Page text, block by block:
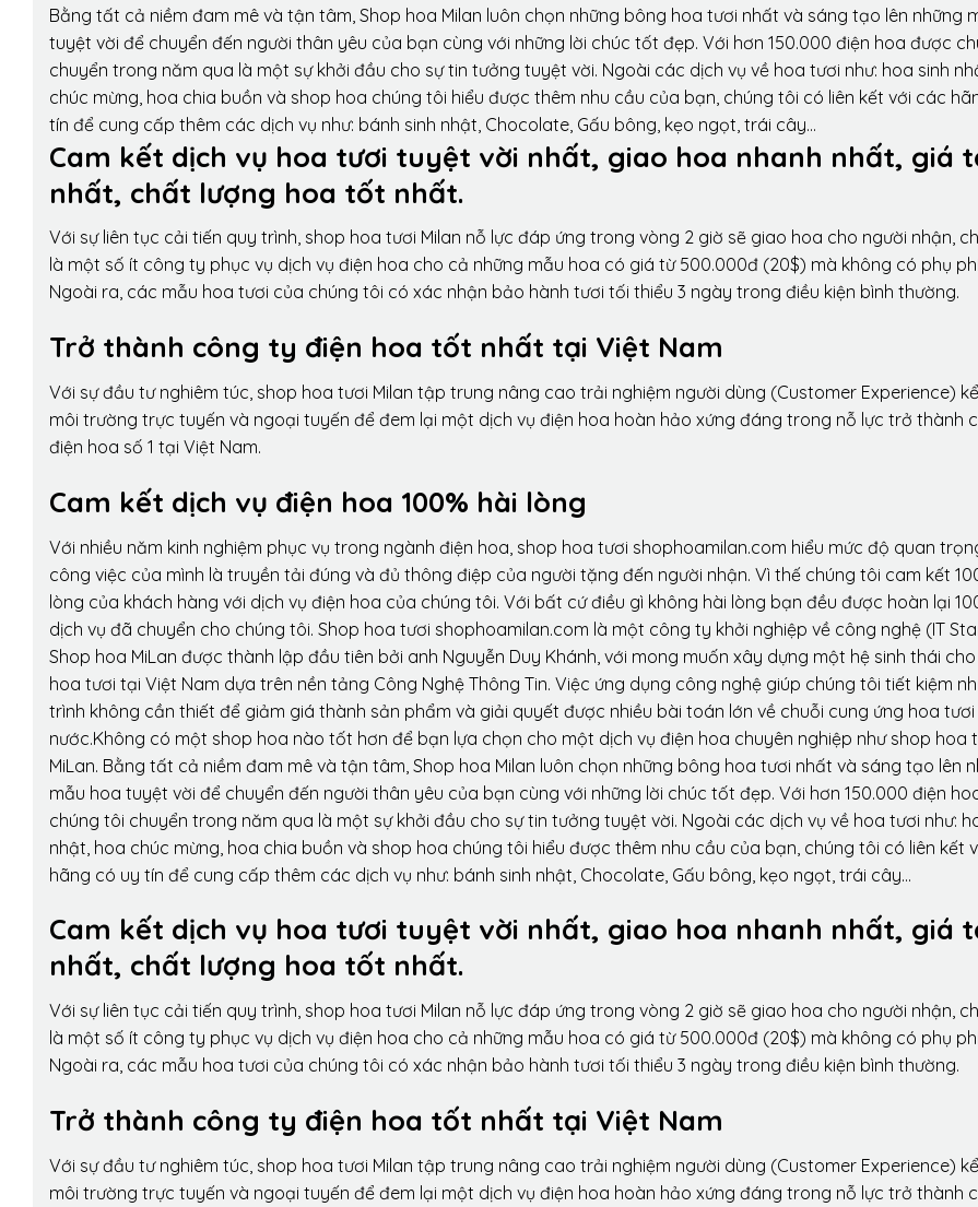
Bằng tất cả niềm đam mê và tận tâm, Shop hoa Milan luôn chọn những bông hoa tươi nhất và sáng tạo lên những
tuyệt vời để chuyển đến người thân yêu của bạn cùng với những lời chúc tốt đẹp. Với hơn 150.000 điện hoa được
chuyển trong năm qua là một sự khởi đầu cho sự tin tưởng tuyệt vời. Ngoài các dịch vụ về hoa tươi như: hoa sinh
chúc mừng, hoa chia buồn và shop hoa chúng tôi hiểu được thêm nhu cầu của bạn, chúng tôi có liên kết với các
tín để cung cấp thêm các dịch vụ như: bánh sinh nhật, Chocolate, Gấu bông, kẹo ngọt, trái cây…
Cam kết dịch vụ hoa tươi tuyệt vời nhất, giao hoa nhanh nhất, giá
nhất, chất lượng hoa tốt nhất.
Với sự liên tục cải tiến quy trình, shop hoa tươi Milan nỗ lực đáp ứng trong vòng 2 giờ sẽ giao hoa cho người nhận,
là một số ít công ty phục vụ dịch vụ điện hoa cho cả những mẫu hoa có giá từ 500.000đ (20$) mà không có phụ
Ngoài ra, các mẫu hoa tươi của chúng tôi có xác nhận bảo hành tươi tối thiểu 3 ngày trong điều kiện bình thường.
Trở thành công ty điện hoa tốt nhất tại Việt Nam
Với sự đầu tư nghiêm túc, shop hoa tươi Milan tập trung nâng cao trải nghiệm người dùng (Customer Experience)
môi trường trực tuyến và ngoại tuyến để đem lại một dịch vụ điện hoa hoàn hảo xứng đáng trong nỗ lực trở thành
điện hoa số 1 tại Việt Nam.
Cam kết dịch vụ điện hoa 100% hài lòng
Với nhiều năm kinh nghiệm phục vụ trong ngành điện hoa, shop hoa tươi shophoamilan.com hiểu mức độ quan
công việc của mình là truyền tải đúng và đủ thông điệp của người tặng đến người nhận. Vì thế chúng tôi cam kết
lòng của khách hàng với dịch vụ điện hoa của chúng tôi. Với bất cứ điều gì không hài lòng bạn đều được hoàn lại
dịch vụ đã chuyển cho chúng tôi. Shop hoa tươi shophoamilan.com là một công ty khởi nghiệp về công nghệ (IT
Shop hoa MiLan được thành lập đầu tiên bởi anh Nguyễn Duy Khánh, với mong muốn xây dựng một hệ sinh thái
hoa tươi tại Việt Nam dựa trên nền tảng Công Nghệ Thông Tin. Việc ứng dụng công nghệ giúp chúng tôi tiết kiệm
trình không cần thiết để giảm giá thành sản phẩm và giải quyết được nhiều bài toán lớn về chuỗi cung ứng hoa
nước.Không có một shop hoa nào tốt hơn để bạn lựa chọn cho một dịch vụ điện hoa chuyên nghiệp như shop hoa
MiLan. Bằng tất cả niềm đam mê và tận tâm, Shop hoa Milan luôn chọn những bông hoa tươi nhất và sáng tạo lên
mẫu hoa tuyệt vời để chuyển đến người thân yêu của bạn cùng với những lời chúc tốt đẹp. Với hơn 150.000 điện
chúng tôi chuyển trong năm qua là một sự khởi đầu cho sự tin tưởng tuyệt vời. Ngoài các dịch vụ về hoa tươi như:
nhật, hoa chúc mừng, hoa chia buồn và shop hoa chúng tôi hiểu được thêm nhu cầu của bạn, chúng tôi có liên kết
hãng có uy tín để cung cấp thêm các dịch vụ như: bánh sinh nhật, Chocolate, Gấu bông, kẹo ngọt, trái cây…
Cam kết dịch vụ hoa tươi tuyệt vời nhất, giao hoa nhanh nhất, giá
nhất, chất lượng hoa tốt nhất.
Với sự liên tục cải tiến quy trình, shop hoa tươi Milan nỗ lực đáp ứng trong vòng 2 giờ sẽ giao hoa cho người nhận,
là một số ít công ty phục vụ dịch vụ điện hoa cho cả những mẫu hoa có giá từ 500.000đ (20$) mà không có phụ
Ngoài ra, các mẫu hoa tươi của chúng tôi có xác nhận bảo hành tươi tối thiểu 3 ngày trong điều kiện bình thường.
Trở thành công ty điện hoa tốt nhất tại Việt Nam
Với sự đầu tư nghiêm túc, shop hoa tươi Milan tập trung nâng cao trải nghiệm người dùng (Customer Experience)
môi trường trực tuyến và ngoại tuyến để đem lại một dịch vụ điện hoa hoàn hảo xứng đáng trong nỗ lực trở thành